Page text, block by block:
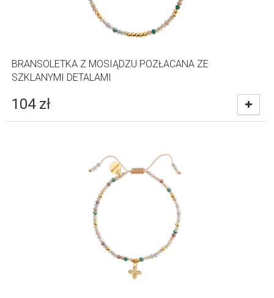
BRANSOLETKA Z MOSIĄDZU POZŁACANA ZE
SZKLANYMI DETALAMI
104 zł